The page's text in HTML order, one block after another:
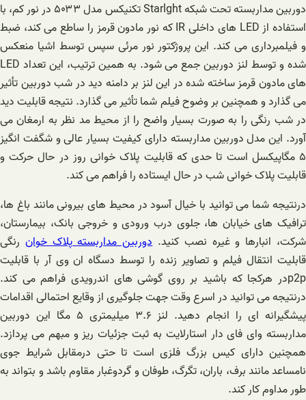
دوربین مداربسته تحت شبکه Starlght تکنیکس مدل ۵۰۳۳ در نور کم، با
استفاده از LED های داخلی IR که نور مادون قرمز را ساطع می کند، ضبط
و فیلمبرداری می کند. این پروژکتور نور مرئی سپس توسط اشیا منعکس
شده و توسط لنز دوربین جمع می شود. به همین ترتیب، این تعداد LED
های مادون قرمز ساخته شده در این لنز بر دامنه دید در شب دوربین تأثیر
می گذارد و همچنین بر وضوح فیلم شما تأثیر می گذارد. نتیجه قابلیت دید
در شب رنگی را به صورت بسیار واضح را از محیط مد نظر به ارمغان می
آورد. این مدل دوربین مداربسته دارای کیفیت بسیار عالی و شگفت انگیز
۵ مگاپیکسل است تا حدی که قابلیت پلاک خوانی روز در حال حرکت و
قابلیت پلاک خوانی شب در حال ایستاده را فراهم می کند.
درنتیجه شما می توانید با خیال آسود در محیط های بیرونی مانند باغ ها،
ترافیک های خیابان ها، جلوی درب ورودی و خروجی بانک، بیمارستان،
شرکت، انبارها و غیره نصب کنید.دوربین مداربسته پلاک خوان رنگی
قابلیت انتقال فیلم و تصاویر زنده را توسط دسگاه ان وی آر با قابلیت
p2pدر هرکجا که باشید بر روی گوشی های اندرویدی فراهم می کند.
درنتیجه می توانید در اسرع وقت جهت جلوگیری از وقایع احتمالی اقدامات
پیشگیرانه ای را انجام دهید. لنز ۳.۶ میلیمتری ۵ مگا این دوربین
مداربسته وای فای دار استارلایت به ثبت جزئیات ریز و مبهم می پردازد.
همچنین دارای کیس بزرگ فلزی است تا حتی درمقابل شرایط جوی
نامساعد مانند برف، باران، تگرگ، طوفان و گردوغبار مقاوم باشد و بتواند به
طور مداوم کار کند.